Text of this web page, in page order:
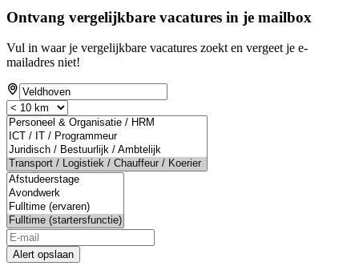
Ontvang vergelijkbare vacatures in je mailbox
Vul in waar je vergelijkbare vacatures zoekt en vergeet je e-
mailadres niet!
Alert opslaan